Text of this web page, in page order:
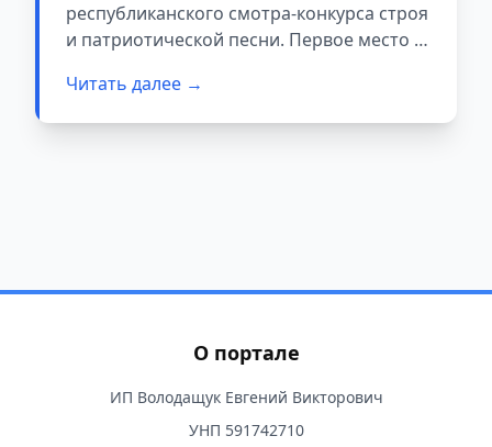
республиканского смотра-конкурса строя
и патриотической песни. Первое место в
Читать далее →
О портале
ИП Володащук Евгений Викторович
УНП 591742710